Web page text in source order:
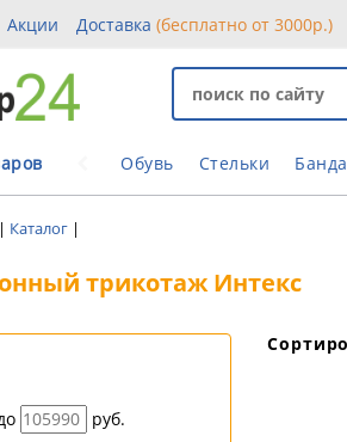
Акции Доставка(бесплатно от 3000р.)
Обувь Стельки
| Каталог |
трикотаж Интекс
руб.